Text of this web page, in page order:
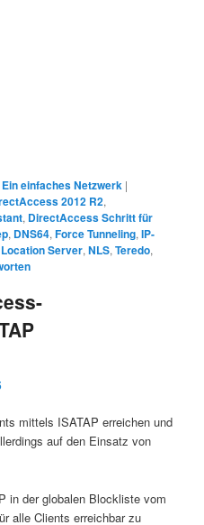
Ein einfaches Netzwerk |
2012 R2,
, DirectAccess Schritt für
, DNS64,Force Tunneling,IP-
Server,NLS,Teredo,
mittels ISATAP erreichen und
auf den Einsatz von
in der globalen Blockliste vom
alle Clients erreichbar zu